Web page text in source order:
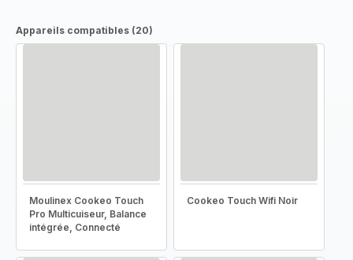
Appareils compatibles (20)
Moulinex Cookeo Touch
Pro Multicuiseur, Balance
intégrée, Connecté
Cookeo Touch Wifi Noir